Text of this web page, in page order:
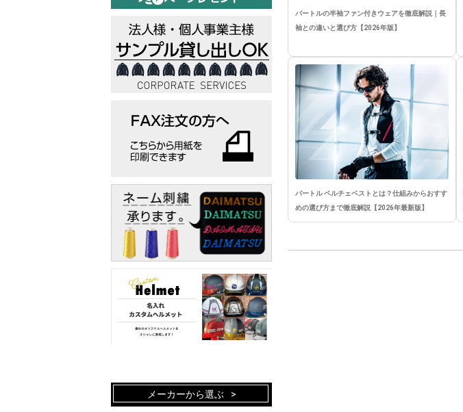
バートルの半袖ファン付きウェアを徹底解説｜長
袖との違いと選び方【2026年版】
バートル ペルチェベストとは？仕組みからおすす
めの選び方まで徹底解説【2026年最新版】
メーカーから選ぶ